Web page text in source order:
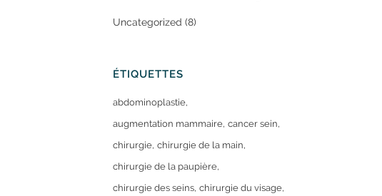
Uncategorized (8)
ÉTIQUETTES
abdominoplastie
augmentation mammaire cancer sein
chirurgie chirurgie de la main
chirurgie de la paupière
chirurgie des seins chirurgie du visage